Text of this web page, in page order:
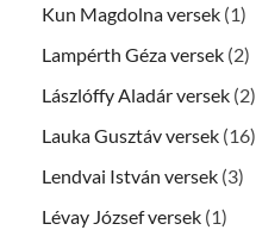
Kun Magdolna versek (1)
Lampérth Géza versek (2)
Lászlóffy Aladár versek (2)
Lauka Gusztáv versek (16)
Lendvai István versek (3)
Lévay József versek (1)